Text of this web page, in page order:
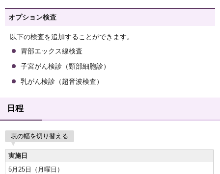
オプション検査
以下の検査を追加することができます。
胃部エックス線検査
子宮がん検診（頸部細胞診）
乳がん検診（超音波検査）
日程
表の幅を切り替える
実施日
5月25日（月曜日）